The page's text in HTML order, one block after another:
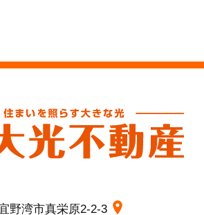
野湾市真栄原2-2-3